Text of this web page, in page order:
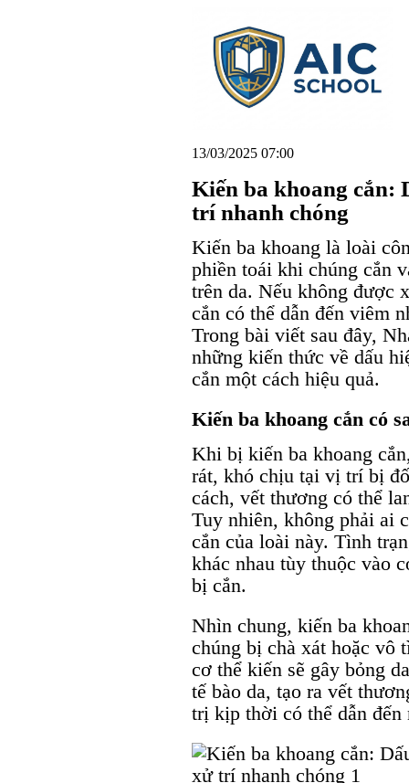
13/03/2025 07:00
Kiến ba khoang cắn:
trí nhanh chóng
Kiến ba khoang là loài
phiền toái khi chúng cắn
trên da. Nếu không được
cắn có thể dẫn đến viêm
Trong bài viết sau đây,
những kiến thức về dấu
cắn một cách hiệu quả.
Kiến ba khoang cắn có
Khi bị kiến ba khoang
rát, khó chịu tại vị trí bị
cách, vết thương có thể
Tuy nhiên, không phải ai
cắn của loài này. Tình
khác nhau tùy thuộc vào
bị cắn.
Nhìn chung, kiến ba
chúng bị chà xát hoặc vô
cơ thể kiến sẽ gây bỏng
tế bào da, tạo ra vết
trị kịp thời có thể dẫn đến